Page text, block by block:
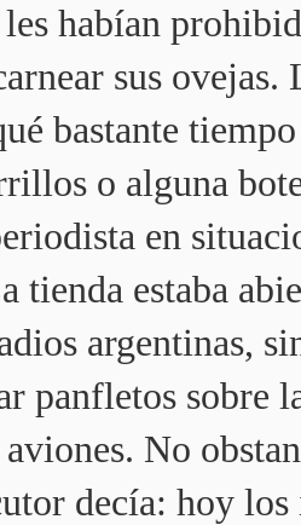
habían
sus
bastante
o alguna
en
tienda estaba
argentinas,
panfletos sobre
No
decía: hoy los